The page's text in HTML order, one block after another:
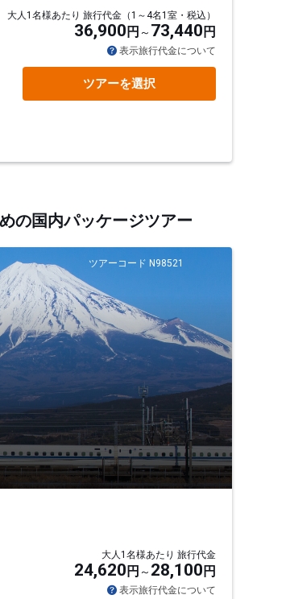
大人1名様あたり 旅行代金（1～4名1室・税込）
36,900 円 73,440 円
表示旅行代金について
ツアーを選択
の国内パッケージツアー
ツアーコード N98521
大人1名様あたり 旅行代金
24,620 円 28,100 円
表示旅行代金について